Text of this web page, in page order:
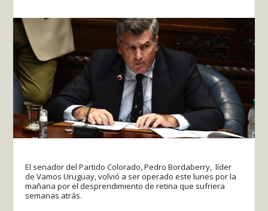
El senador del Partido Colorado, Pedro Bordaberry, líder
de Vamos Uruguay, volvió a ser operado este lunes por la
mañana por el desprendimiento de retina que sufriera
semanas atrás.